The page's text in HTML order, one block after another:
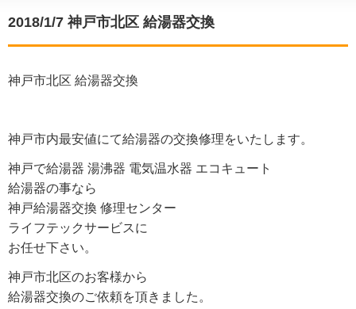
2018/1/7 神戸市北区 給湯器交換
神戸市北区 給湯器交換
神戸市内最安値にて給湯器の交換修理をいたします。
神戸で給湯器 湯沸器 電気温水器 エコキュート
給湯器の事なら
神戸給湯器交換 修理センター
ライフテックサービスに
お任せ下さい。
神戸市北区のお客様から
給湯器交換のご依頼を頂きました。